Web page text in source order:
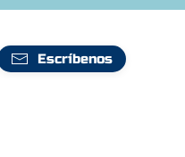
Escríbenos